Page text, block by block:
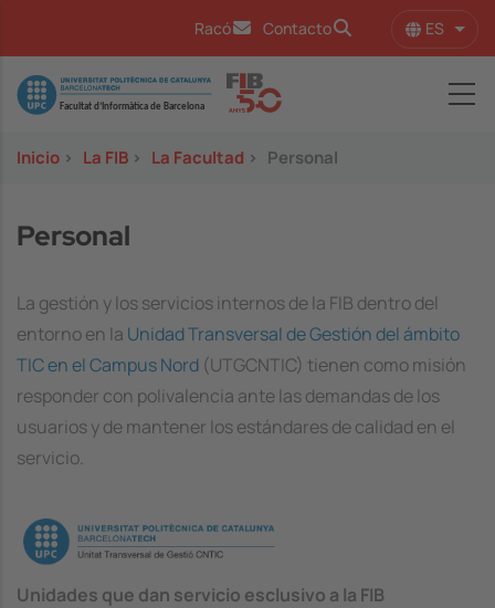
Racó Contacto ES
Image
Inicio > La FIB > La Facultad > Personal
Personal
La gestión y los servicios internos de la FIB dentro del
entorno en la Unidad Transversal de Gestión del ámbito
TIC en el Campus Nord (UTGCNTIC) tienen como misión
responder con polivalencia ante las demandas de los
usuarios y de mantener los estándares de calidad en el
servicio.
Image
Unidades que dan servicio esclusivo a la FIB